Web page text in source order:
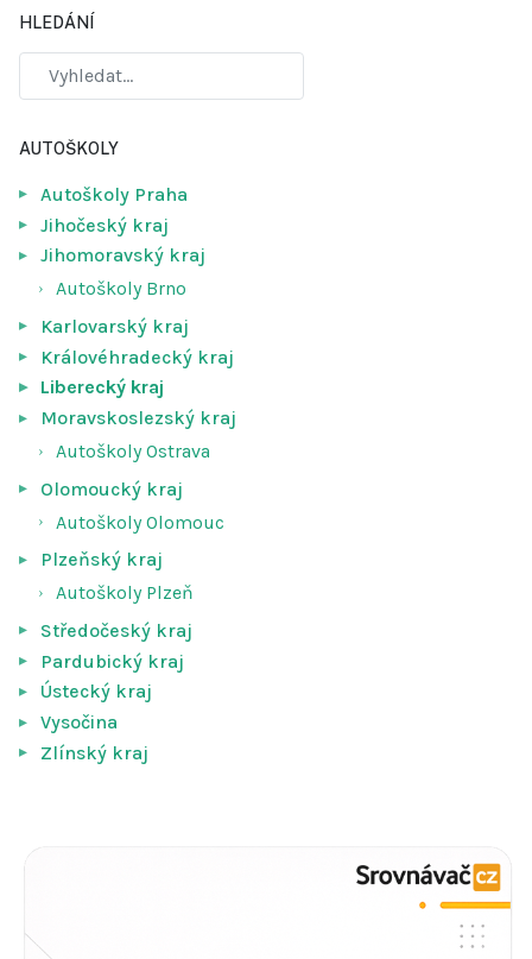
HLEDÁNÍ
AUTOŠKOLY
Autoškoly Praha
Jihočeský kraj
Jihomoravský kraj
Autoškoly Brno
Karlovarský kraj
Královéhradecký kraj
Liberecký kraj
Moravskoslezský kraj
Autoškoly Ostrava
Olomoucký kraj
Autoškoly Olomouc
Plzeňský kraj
Autoškoly Plzeň
Středočeský kraj
Pardubický kraj
Ústecký kraj
Vysočina
Zlínský kraj